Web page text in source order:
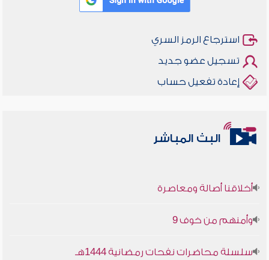
استرجاع الرمز السري
تسجيل عضو جديد
إعادة تفعيل حساب
البث المباشر
أخلاقنا أصالة ومعاصرة
وأمنهم من خوف 9
سلسلة محاضرات نفحات رمضانية 1444هـ